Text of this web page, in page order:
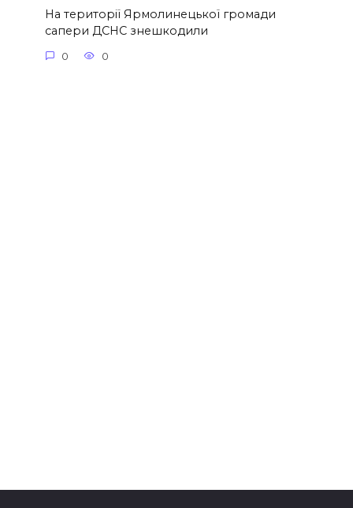
На території Ярмолинецької громади
сапери ДСНС знешкодили
0 0